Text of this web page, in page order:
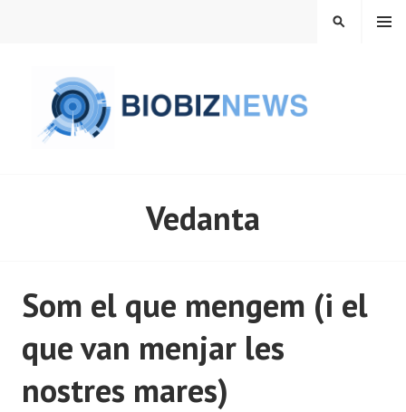
MENÚ
CERCA
Vedanta
Som el que mengem (i el
que van menjar les
nostres mares)